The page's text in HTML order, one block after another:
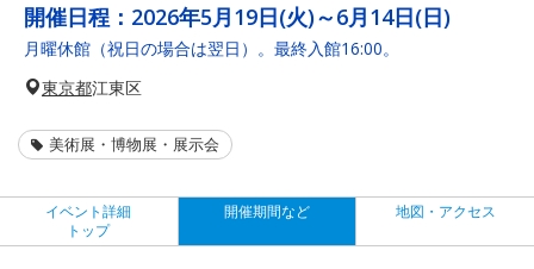
開催日程： 2026年5月19日(火)～6月14日(日)
月曜休館（祝日の場合は翌日）。最終入館16:00。
東京都江東区
美術展・博物展・展示会
イベント詳細
トップ
開催期間など 地図・アクセス